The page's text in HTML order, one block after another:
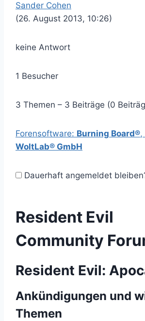
Sander Cohen
(26. August 2013, 10:26)
keine Antwort
1 Besucher
3 Themen – 3 Beiträge (0
Forensoftware: Burning Board®,
WoltLab® GmbH
Dauerhaft angemeldet
Resident Evil
Community
Resident Evil:
Ankündigungen und
Themen